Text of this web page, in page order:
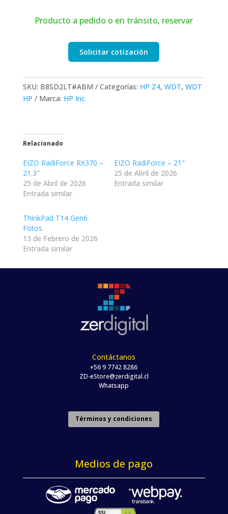
Producto a pedido o en tránsito, reservar
Solicitar cotización
SKU: B8SD2LT#ABM Categorías: HP Z4, WDT, WDT
HP
Marca: HP Inc
Relacionado
EIZO RadiForce RX370 –
21.3″
25 de Abril de 2026
Entrada similar
EIZO RadiForce – 21″
25 de Abril de 2026
Entrada similar
ThinkPad T14 Gen6
Fotos
13 de Febrero de 2026
Entrada similar
Contáctanos
+56 9 7742 8286
ZD-eStore@zerdigital.cl
Whatsapp
Términos y condiciones
Medios de pago